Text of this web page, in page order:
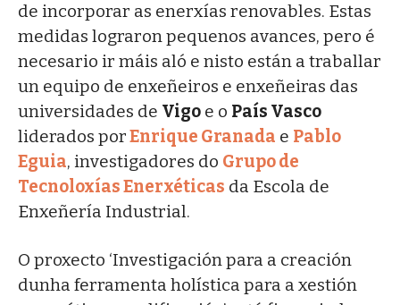
de incorporar as enerxías renovables. Estas
medidas lograron pequenos avances, pero é
necesario ir máis aló e nisto están a traballar
un equipo de enxeñeiros e enxeñeiras das
universidades de Vigo e o País Vasco
liderados porEnrique Granada e Pablo
Eguia, investigadores do Grupo de
Tecnoloxías Enerxéticas da Escola de
Enxeñería Industrial.
O proxecto ‘Investigación para a creación
dunha ferramenta holística para a xestión